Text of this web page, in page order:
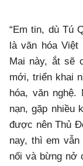
“Em tin, dù Tú
là văn hóa Việt
Mai này, ắt sẽ
mới, triển khai
hóa, văn nghệ.
nạn, gặp nhiều
được nên Thủ
nay, thì em
nối và bừng nở